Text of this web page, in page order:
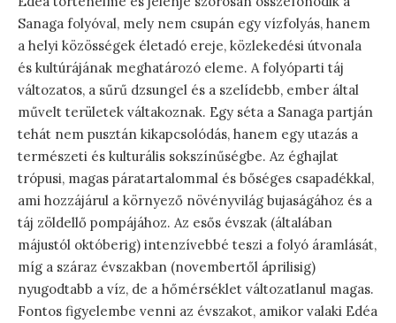
Sanaga folyóval, mely nem csupán egy vízfolyás, hanem
a helyi közösségek életadó ereje, közlekedési útvonala
és kultúrájának meghatározó eleme. A folyóparti táj
változatos, a sűrű dzsungel és a szelídebb, ember által
művelt területek váltakoznak. Egy séta a Sanaga partján
tehát nem pusztán kikapcsolódás, hanem egy utazás a
természeti és kulturális sokszínűségbe. Az éghajlat
trópusi, magas páratartalommal és bőséges csapadékkal,
ami hozzájárul a környező növényvilág bujaságához és a
táj zöldellő pompájához. Az esős évszak (általában
májustól októberig) intenzívebbé teszi a folyó áramlását,
míg a száraz évszakban (novembertől áprilisig)
nyugodtabb a víz, de a hőmérséklet változatlanul magas.
Fontos figyelembe venni az évszakot, amikor valaki Edéa